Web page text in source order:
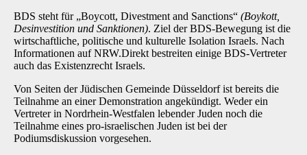
BDS steht für „Boycott, Divestment and Sanctions“ (Boykott,
Desinvestition und Sanktionen). Ziel der BDS-Bewegung ist die
wirtschaftliche, politische und kulturelle Isolation Israels. Nach
Informationen auf NRW.Direkt bestreiten einige BDS-Vertreter
auch das Existenzrecht Israels.
Von Seiten der Jüdischen Gemeinde Düsseldorf ist bereits die
Teilnahme an einer Demonstration angekündigt. Weder ein
Vertreter in Nordrhein-Westfalen lebender Juden noch die
Teilnahme eines pro-israelischen Juden ist bei der
Podiumsdiskussion vorgesehen.